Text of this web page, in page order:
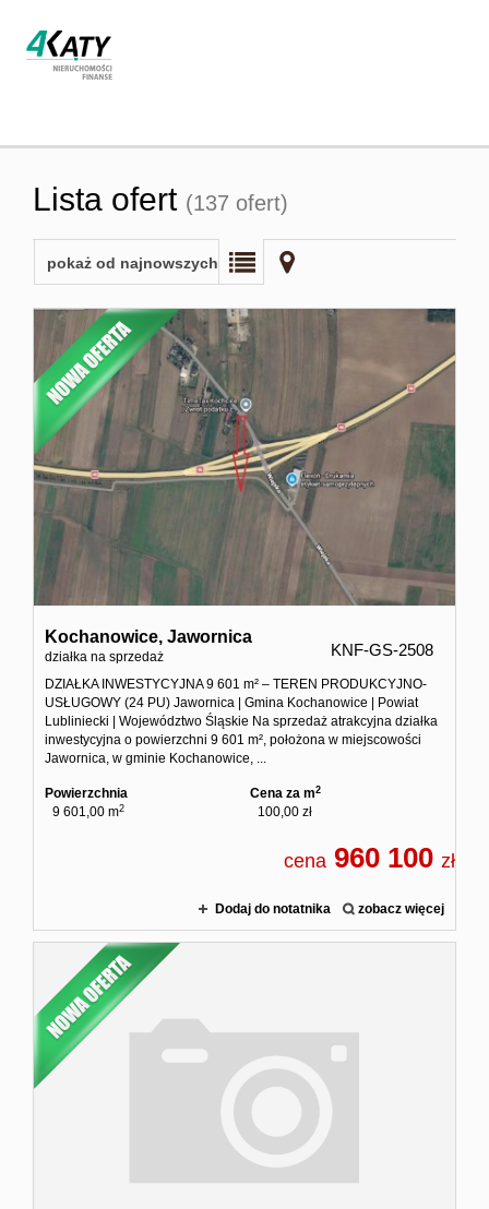
Strona
Oferta
Zgłoś
Zgłoś
Usługi
Lista ofert (137 ofert)
pokaż od najnowszych
Kochanowice, Jawornica
działka na sprzedaż KNF-GS-2508
DZIAŁKA INWESTYCYJNA 9 601 m² – TEREN PRODUKCYJNO-
USŁUGOWY (24 PU) Jawornica | Gmina Kochanowice | Powiat
Lubliniecki | Województwo Śląskie Na sprzedaż atrakcyjna działka
inwestycyjna o powierzchni 9 601 m², położona w miejscowości
Jawornica, w gminie Kochanowice, ...
Powierzchnia
9 601,00 m2
Cena za m2
100,00 zł
cena 960 100 zł
Dodaj do notatnika zobacz więcej